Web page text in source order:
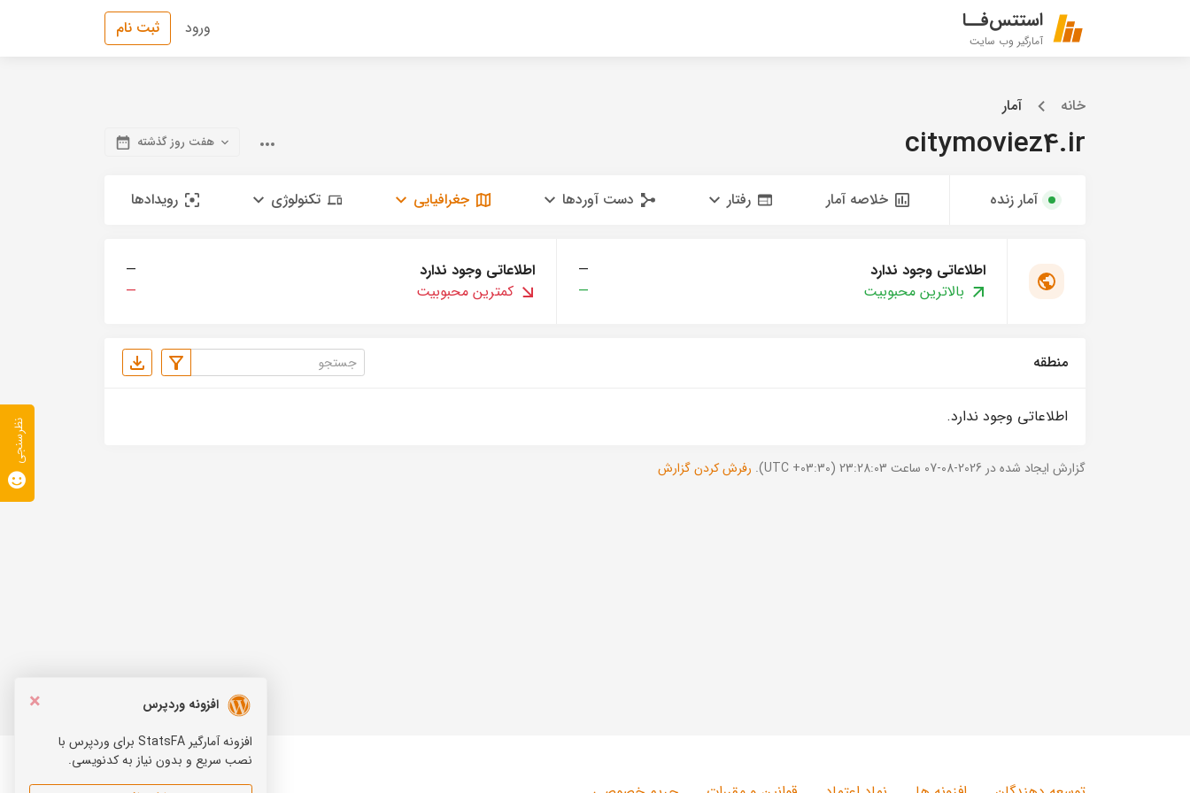
استتس‌فــا
آمارگیر وب سایت
ورود ثبت نام
خانه آمار
citymoviez4.ir هفت روز گذشته
آمار زنده خلاصه آمار رفتار دست آوردها جغرافیایی تکنولوژی رویدادها
اطلاعاتی وجود ندارد
—
بالاترین محبوبیت
—
اطلاعاتی وجود ندارد
—
کمترین محبوبیت
—
منطقه
اطلاعاتی وجود ندارد.
گزارش ایجاد شده در 2026-08-07 ساعت 23:28:03 (UTC +03:30). رفرش کردن گزارش
×
افزونه وردپرس
افزونه آمارگیر StatsFA برای وردپرس با
نصب سریع و بدون نیاز به کدنویسی.
نظرسنجی